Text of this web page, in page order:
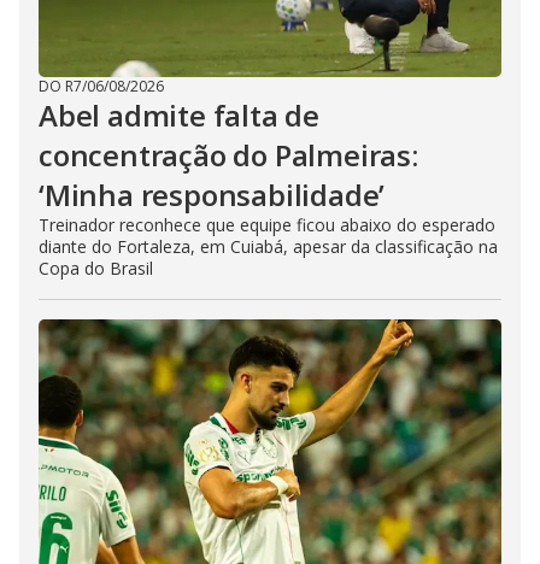
DO R7/06/08/2026
Abel admite falta de
concentração do Palmeiras:
‘Minha responsabilidade’
Treinador reconhece que equipe ficou abaixo do esperado
diante do Fortaleza, em Cuiabá, apesar da classificação na
Copa do Brasil